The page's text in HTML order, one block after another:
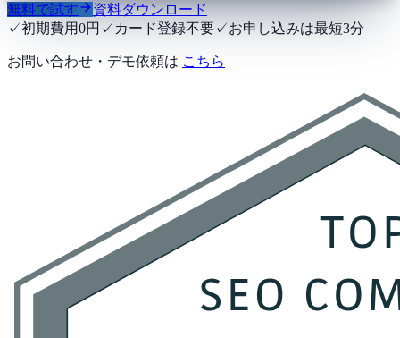
無料で試す
資料ダウンロード
✓初期費用0円 ✓ カード登録不要✓お申し込みは最短3分
お問い合わせ・デモ依頼は こちら